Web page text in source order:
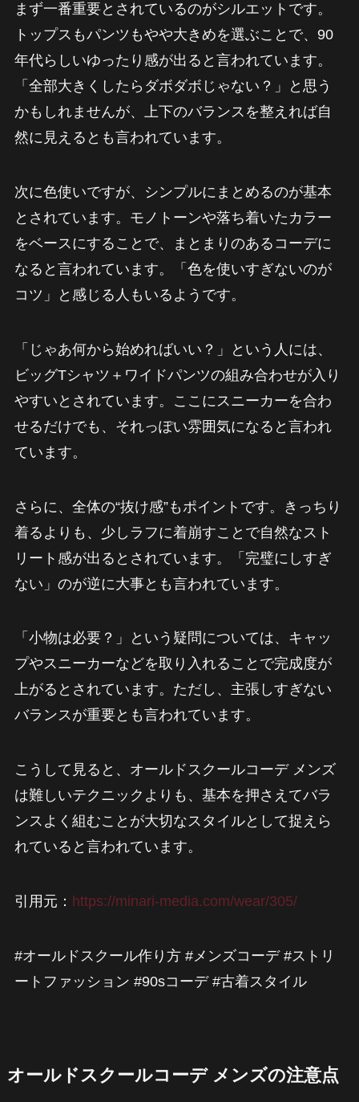
まず一番重要とされているのがシルエットです。
トップスもパンツもやや大きめを選ぶことで、90
年代らしいゆったり感が出ると言われています。
「全部大きくしたらダボダボじゃない？」と思う
かもしれませんが、上下のバランスを整えれば自
然に見えるとも言われています。
次に色使いですが、シンプルにまとめるのが基本
とされています。モノトーンや落ち着いたカラー
をベースにすることで、まとまりのあるコーデに
なると言われています。「色を使いすぎないのが
コツ」と感じる人もいるようです。
「じゃあ何から始めればいい？」という人には、
ビッグTシャツ＋ワイドパンツの組み合わせが入り
やすいとされています。ここにスニーカーを合わ
せるだけでも、それっぽい雰囲気になると言われ
ています。
さらに、全体の“抜け感”もポイントです。きっちり
着るよりも、少しラフに着崩すことで自然なスト
リート感が出るとされています。「完璧にしすぎ
ない」のが逆に大事とも言われています。
「小物は必要？」という疑問については、キャッ
プやスニーカーなどを取り入れることで完成度が
上がるとされています。ただし、主張しすぎない
バランスが重要とも言われています。
こうして見ると、オールドスクールコーデ メンズ
は難しいテクニックよりも、基本を押さえてバラ
ンスよく組むことが大切なスタイルとして捉えら
れていると言われています。
引用元： https://minari-media.com/wear/305/
#オールドスクール作り方 #メンズコーデ #ストリ
ートファッション #90sコーデ #古着スタイル
オールドスクールコーデ メンズの注意点